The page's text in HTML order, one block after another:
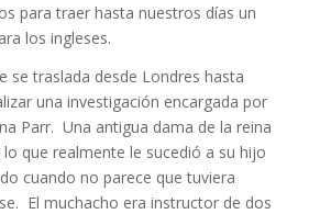
para traer hasta nuestros días un
los ingleses.
se traslada desde Londres hasta
una investigación encargada por
Parr. Una antigua dama de la reina
que realmente le sucedió a su hijo
cuando no parece que tuviera
El muchacho era instructor de dos